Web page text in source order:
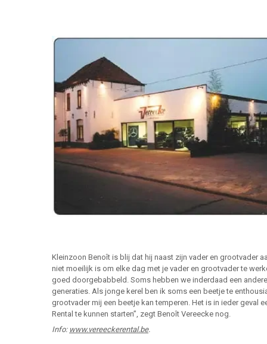
Kleinzoon Benoît is blij dat hij naast zijn vader en grootvader
niet moeilijk is om elke dag met je vader en grootvader te
goed doorgebabbeld. Soms hebben we inderdaad een
generaties. Als jonge kerel ben ik soms een beetje te
grootvader mij een beetje kan temperen. Het is in ieder geval
Rental te kunnen starten”, zegt Benoît Vereecke nog.
Info: www.vereeckerental.be.